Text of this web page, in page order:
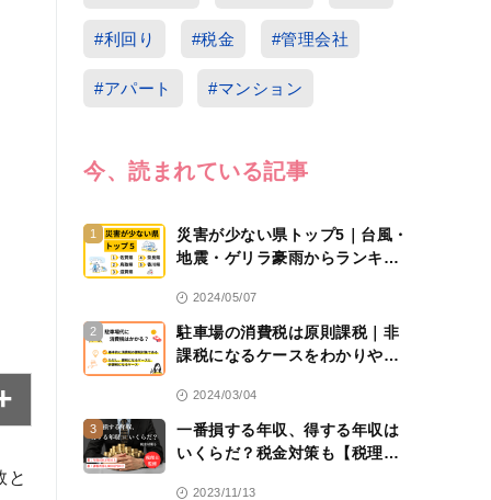
と
#利回り #税金 #管理会社
#アパート #マンション
今、読まれている記事
1
災害が少ない県トップ5｜台風・
地震・ゲリラ豪雨からランキン
2024/05/07
2
駐車場の消費税は原則課税｜非
課税になるケースをわかりやす
2024/03/04
3
一番損する年収、得する年収は
いくらだ？税金対策も【税理士
2023/11/13